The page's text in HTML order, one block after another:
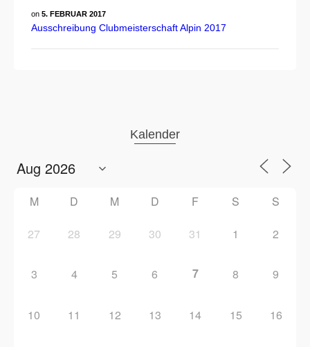
on 5. FEBRUAR 2017
Ausschreibung Clubmeisterschaft Alpin 2017
Kalender
M D M D F S S
27 28 29 30 31 1 2
3 4 5 6 7 8 9
10 11 12 13 14 15 16